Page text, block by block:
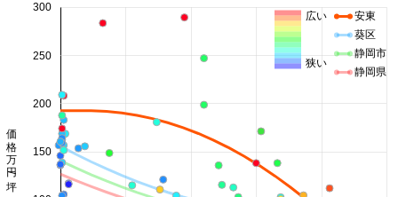
150
200
250
300
価格 万円/坪
安東
葵区
静岡市
静岡県
広い
狭い